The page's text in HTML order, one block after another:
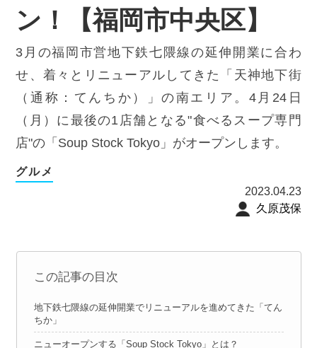
ン！【福岡市中央区】
3月の福岡市営地下鉄七隈線の延伸開業に合わ
せ、着々とリニューアルしてきた「天神地下街
（通称：てんちか）」の南エリア。4月24日
（月）に最後の1店舗となる"食べるスープ専門
店"の「Soup Stock Tokyo」がオープンします。
グルメ
2023.04.23
久原茂保
この記事の目次
地下鉄七隈線の延伸開業でリニューアルを進めてきた「てん
ちか」
ニューオープンする「Soup Stock Tokyo」とは？